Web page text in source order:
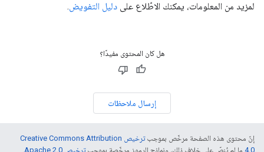
لمزيد من المعلومات، يمكنك الاطّلاع على دليل التفويض.
هل كان المحتوى مفيدًا؟
إرسال ملاحظات
إنّ محتوى هذه الصفحة مرخّص بموجب
ترخيص Creative Commons Attribution
4.0‏ ما لم يُنصّ على خلاف ذلك، ونماذج الرموز مرخّصة بموجبترخيص Apache 2.0‏
.